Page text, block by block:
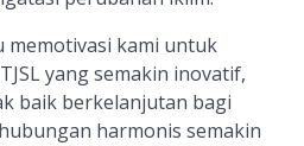
kami untuk
yang semakin inovatif,
baik berkelanjutan bagi
harmonis semakin